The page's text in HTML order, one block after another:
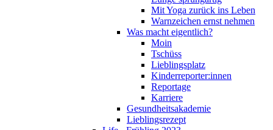
Mit Yoga zurück ins Leben
Warnzeichen ernst nehmen
Was macht eigentlich?
Moin
Tschüss
Lieblingsplatz
Kinderreporter:innen
Reportage
Karriere
Gesundheitsakademie
Lieblingsrezept